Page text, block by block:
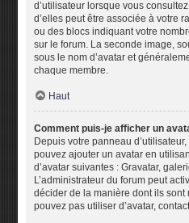
d’utilisateur lorsque vous
d’elles peut être associée à votre
ou des blocs indiquant votre
sur le forum. La seconde image,
sous le nom d’avatar et
chaque membre.
Haut
Comment puis-je afficher un
Depuis votre panneau
pouvez ajouter un avatar en
d’avatar suivantes : Gravatar,
L’administrateur du forum peut
décider de la manière dont ils sont
pouvez pas utiliser d’avatar,